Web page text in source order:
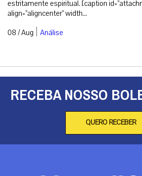
estritamente espiritual. [caption
align=”aligncenter” width...
08 / Aug | Análise
RECEBA NOSSO
QUERO RECEBER